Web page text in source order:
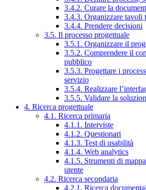
3.4.2. Curare la
3.4.3. Organizzare tavoli
3.4.4. Prendere decisioni
3.5. Il processo progettuale
3.5.1. Organizzare il
3.5.2. Comprendere il
pubblico
3.5.3. Progettare i
servizio
3.5.4. Realizzare
3.5.5. Validare la
4. Ricerca progettuale
4.1. Ricerca primaria
4.1.1. Interviste
4.1.2. Questionari
4.1.3. Test di usabilità
4.1.4. Web analytics
4.1.5. Strumenti di
utente
4.2. Ricerca secondaria
4.2.1. Ricerca